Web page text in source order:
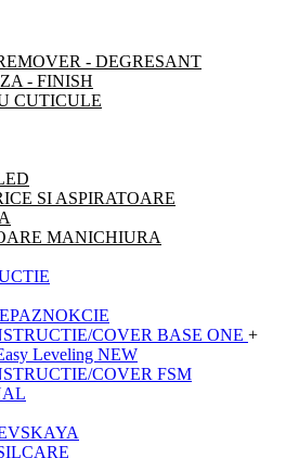
- DEGRESANT
- FINISH
CUTICULE
SI ASPIRATOARE
MANICHIURA
COVER BASE ONE +
Leveling NEW
COVER FSM